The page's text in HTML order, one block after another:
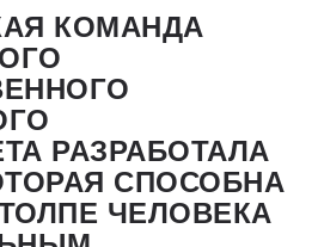
КОМАНДА
РАЗРАБОТАЛА
СПОСОБНА
ЧЕЛОВЕКА